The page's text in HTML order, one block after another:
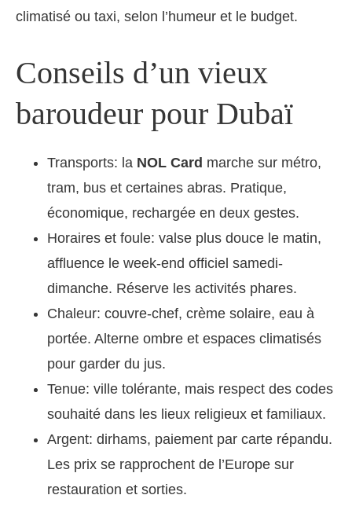
climatisé ou taxi, selon l’humeur et le budget.
Conseils d’un vieux
baroudeur pour Dubaï
Transports: la NOL Card marche sur métro,
tram, bus et certaines abras. Pratique,
économique, rechargée en deux gestes.
Horaires et foule: valse plus douce le matin,
affluence le week-end officiel samedi-
dimanche. Réserve les activités phares.
Chaleur: couvre-chef, crème solaire, eau à
portée. Alterne ombre et espaces climatisés
pour garder du jus.
Tenue: ville tolérante, mais respect des codes
souhaité dans les lieux religieux et familiaux.
Argent: dirhams, paiement par carte répandu.
Les prix se rapprochent de l’Europe sur
restauration et sorties.